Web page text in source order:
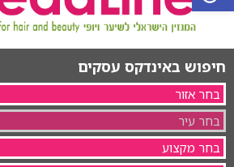
חיפוש באינדקס עסקים